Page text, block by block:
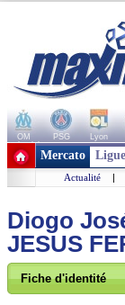
OM PSG Lyon
+ de clubs
Mercato
Actualité |
Diogo
JESUS
Fiche d'identité